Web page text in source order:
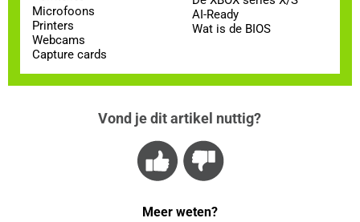
Microfoons
Printers
Webcams
Capture cards
AI-Ready
Wat is de BIOS
Vond je dit artikel nuttig?
Meer weten?